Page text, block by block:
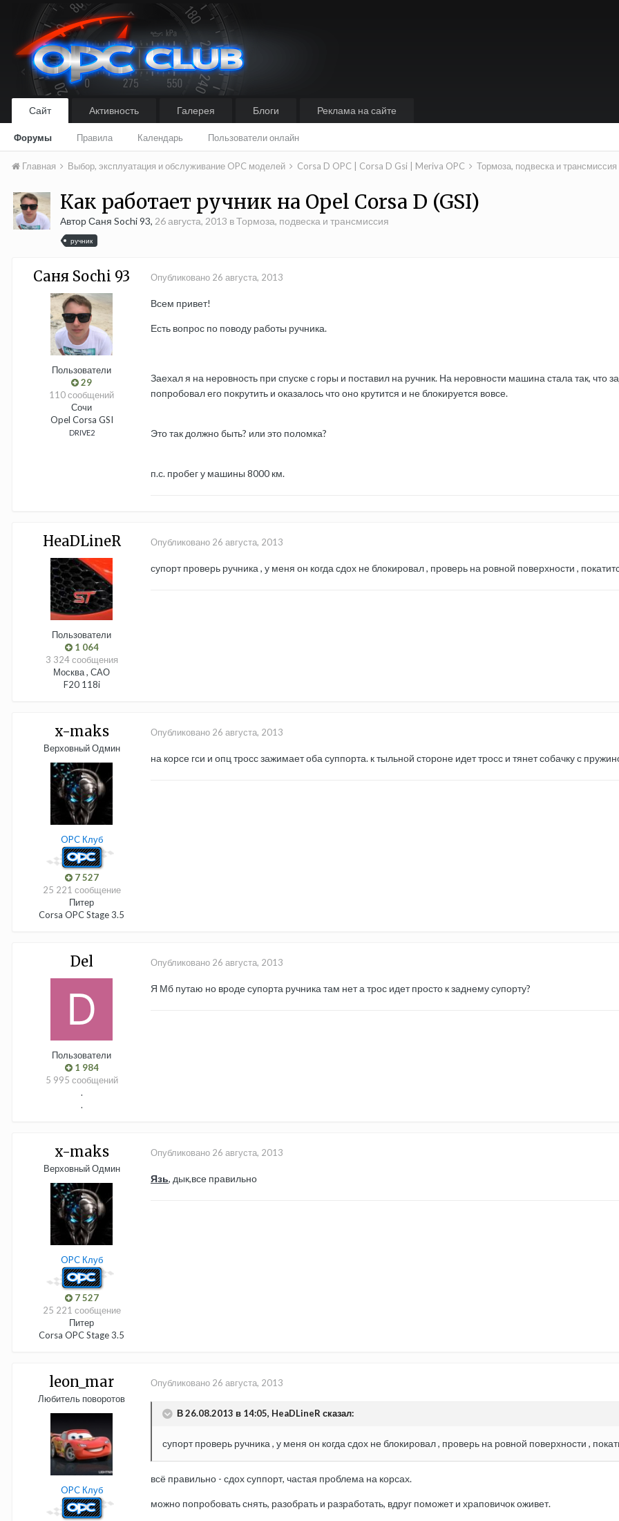
Сайт
Форумы Правила Календарь Пользователи онлайн
Активность Галерея Блоги Реклама на сайте
Главная Выбор, эксплуатация и обслуживание OPC моделей Corsa D OPC | Corsa D Gsi | Meriva OPC Тормоза, подвеска и трансмиссия
Как работает ручник на Opel Corsa D (GSI)
Автор Саня Sochi 93, 26 августа, 2013 вТормоза, подвеска и трансмиссия
ручник
Саня Sochi 93
Пользователи
29
110 сообщений
Сочи
Opel Corsa GSI
DRIVE2
Опубликовано 26 августа, 2013
Всем привет!
Есть вопрос по поводу работы ручника.
Заехал я на неровность при спуске с горы и поставил на ручник. На неровности машина стала так, что
попробовал его покрутить и оказалось что оно крутится и не блокируется вовсе.
Это так должно быть? или это поломка?
п.с. пробег у машины 8000 км.
HeaDLineR
Пользователи
1 064
3 324 сообщения
Москва , САО
F20 118i
Опубликовано 26 августа, 2013
супорт проверь ручника , у меня он когда сдох не блокировал , проверь на ровной поверхности ,
x-maks
Верховный Одмин
OPC Клуб
7 527
25 221 сообщение
Питер
Corsa OPC Stage 3.5
Опубликовано 26 августа, 2013
на корсе гси и опц тросс зажимает оба суппорта. к тыльной стороне идет тросс и тянет собачку с
Del
Пользователи
1 984
5 995 сообщений
.
.
Опубликовано 26 августа, 2013
Я Мб путаю но вроде супорта ручника там нет а трос идет просто к заднему супорту?
x-maks
Верховный Одмин
OPC Клуб
7 527
25 221 сообщение
Питер
Corsa OPC Stage 3.5
Опубликовано 26 августа, 2013
Язь, дык,все правильно
leon_mar
Любитель поворотов
OPC Клуб
Опубликовано 26 августа, 2013
В 26.08.2013 в 14:05, HeaDLineR сказал:
супорт проверь ручника , у меня он когда сдох не блокировал , проверь на ровной поверхности ,
всё правильно - сдох суппорт, частая проблема на корсах.
можно попробовать снять, разобрать и разработать, вдруг поможет и храповичок оживет.